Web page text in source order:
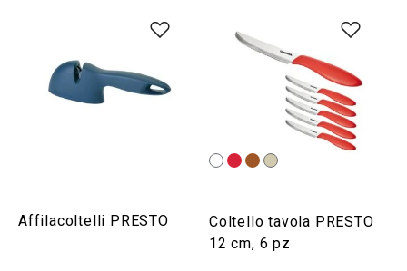
Affilacoltelli PRESTO
Coltello tavola PRESTO
12 cm, 6 pz